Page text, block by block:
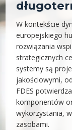
W kontekście
europejskiego
rozwiązania
strategicznych
systemy są
jakościowymi,
FDES
komponentów
wykorzystania,
zasobami.